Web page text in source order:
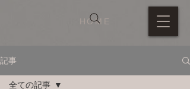
HOME
記事
全ての記事